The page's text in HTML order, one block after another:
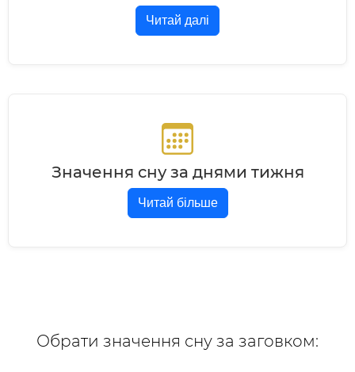
Читай далі
Значення сну за днями тижня
Читай більше
Обрати значення сну за заговком: